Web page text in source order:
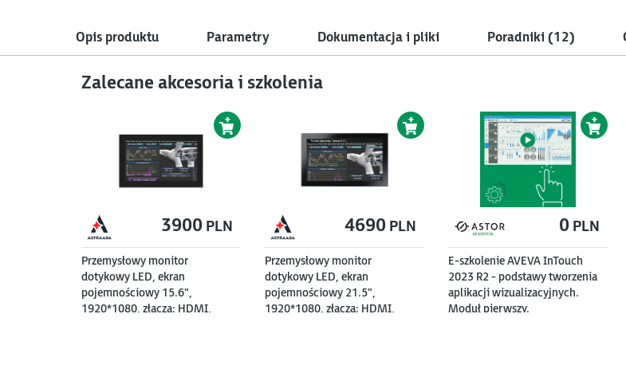
Opis produktu Parametry Dokumentacja i pliki Poradniki (12)
Zalecane akcesoria i szkolenia
Przemysłowy monitor
dotykowy LED, ekran
pojemnościowy 15.6",
1920*1080, złącza: HDMI,
3900 PLN
Przemysłowy monitor
dotykowy LED, ekran
pojemnościowy 21.5",
1920*1080, złącza: HDMI,
4690 PLN
E-szkolenie AVEVA InTouch
2023 R2 - podstawy tworzenia
aplikacji wizualizacyjnych.
Moduł pierwszy.
0 PLN